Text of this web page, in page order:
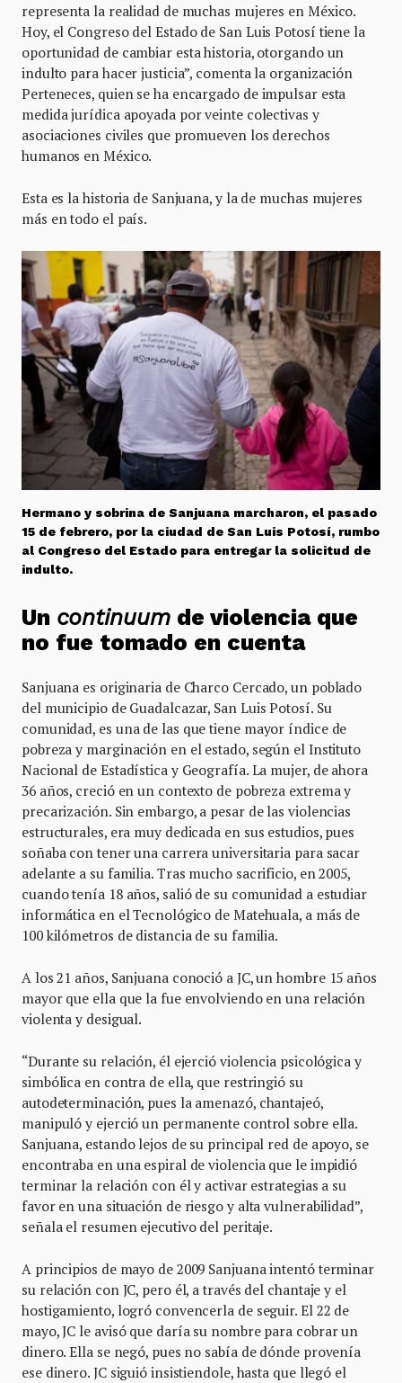
representa la realidad de muchas mujeres en México.
Hoy, el Congreso del Estado de San Luis Potosí tiene la
oportunidad de cambiar esta historia, otorgando un
indulto para hacer justicia”, comenta la organización
Perteneces, quien se ha encargado de impulsar esta
medida jurídica apoyada por veinte colectivas y
asociaciones civiles que promueven los derechos
humanos en México.
Esta es la historia de Sanjuana, y la de muchas mujeres
más en todo el país.
Hermano y sobrina de Sanjuana marcharon, el pasado
15 de febrero, por la ciudad de San Luis Potosí, rumbo
al Congreso del Estado para entregar la solicitud de
indulto.
Un continuum de violencia que
no fue tomado en cuenta
Sanjuana es originaria de Charco Cercado, un poblado
del municipio de Guadalcazar, San Luis Potosí. Su
comunidad, es una de las que tiene mayor índice de
pobreza y marginación en el estado, según el Instituto
Nacional de Estadística y Geografía. La mujer, de ahora
36 años, creció en un contexto de pobreza extrema y
precarización. Sin embargo, a pesar de las violencias
estructurales, era muy dedicada en sus estudios, pues
soñaba con tener una carrera universitaria para sacar
adelante a su familia. Tras mucho sacrificio, en 2005,
cuando tenía 18 años, salió de su comunidad a estudiar
informática en el Tecnológico de Matehuala, a más de
100 kilómetros de distancia de su familia.
A los 21 años, Sanjuana conoció a JC, un hombre 15 años
mayor que ella que la fue envolviendo en una relación
violenta y desigual.
“Durante su relación, él ejerció violencia psicológica y
simbólica en contra de ella, que restringió su
autodeterminación, pues la amenazó, chantajeó,
manipuló y ejerció un permanente control sobre ella.
Sanjuana, estando lejos de su principal red de apoyo, se
encontraba en una espiral de violencia que le impidió
terminar la relación con él y activar estrategias a su
favor en una situación de riesgo y alta vulnerabilidad”,
señala el resumen ejecutivo del peritaje.
A principios de mayo de 2009 Sanjuana intentó terminar
su relación con JC, pero él, a través del chantaje y el
hostigamiento, logró convencerla de seguir. El 22 de
mayo, JC le avisó que daría su nombre para cobrar un
dinero. Ella se negó, pues no sabía de dónde provenía
ese dinero. JC siguió insistiendole, hasta que llegó el